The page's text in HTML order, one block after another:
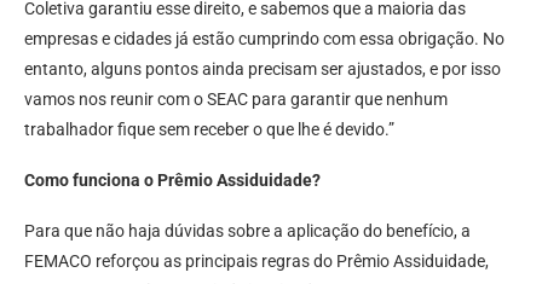
Coletiva garantiu esse direito, e sabemos que a maioria das
empresas e cidades já estão cumprindo com essa obrigação. No
entanto, alguns pontos ainda precisam ser ajustados, e por isso
vamos nos reunir com o SEAC para garantir que nenhum
trabalhador fique sem receber o que lhe é devido.”
Como funciona o Prêmio Assiduidade?
Para que não haja dúvidas sobre a aplicação do benefício, a
FEMACO reforçou as principais regras do Prêmio Assiduidade,